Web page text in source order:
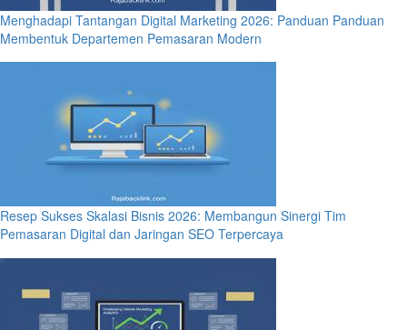
Menghadapi Tantangan Digital Marketing 2026: Panduan Panduan
Membentuk Departemen Pemasaran Modern
Resep Sukses Skalasi Bisnis 2026: Membangun Sinergi Tim
Pemasaran Digital dan Jaringan SEO Terpercaya